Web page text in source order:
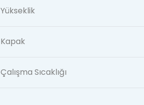
Yükseklik
Kapak
Çalışma Sıcaklığı